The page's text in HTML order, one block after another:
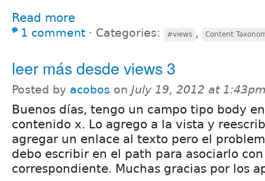
Read more
1 comment ⋅ Categories: #views , Content
leer más desde views 3
Posted by acobos on July 19, 2012 at
Buenos días, tengo un campo tipo body
contenido x. Lo agrego a la vista y
agregar un enlace al texto pero el
debo escribir en el path para asociarlo
correspondiente. Muchas gracias por los